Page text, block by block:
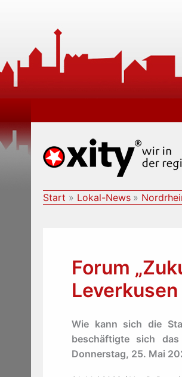
Start Lokal-News
Forum
Leverkusen
Wie kann sich die
beschäftigte sich das
Donnerstag, 25. Mai